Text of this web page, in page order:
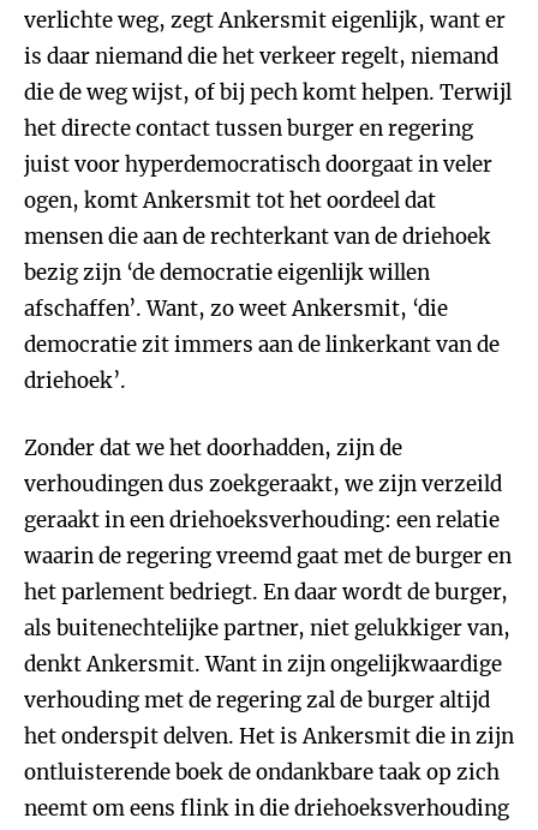
verlichte weg, zegt Ankersmit eigenlijk, want er
is daar niemand die het verkeer regelt, niemand
die de weg wijst, of bij pech komt helpen. Terwijl
het directe contact tussen burger en regering
juist voor hyperdemocratisch doorgaat in veler
ogen, komt Ankersmit tot het oordeel dat
mensen die aan de rechterkant van de driehoek
bezig zijn ‘de democratie eigenlijk willen
afschaffen’. Want, zo weet Ankersmit, ‘die
democratie zit immers aan de linkerkant van de
driehoek’.
Zonder dat we het doorhadden, zijn de
verhoudingen dus zoekgeraakt, we zijn verzeild
geraakt in een driehoeksverhouding: een relatie
waarin de regering vreemd gaat met de burger en
het parlement bedriegt. En daar wordt de burger,
als buitenechtelijke partner, niet gelukkiger van,
denkt Ankersmit. Want in zijn ongelijkwaardige
verhouding met de regering zal de burger altijd
het onderspit delven. Het is Ankersmit die in zijn
ontluisterende boek de ondankbare taak op zich
neemt om eens flink in die driehoeksverhouding